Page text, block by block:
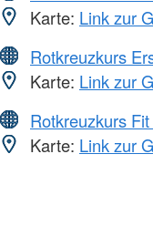
Karte: Link zur
Rotkreuzkurs
Karte: Link zur
Rotkreuzkurs
Karte: Link zur